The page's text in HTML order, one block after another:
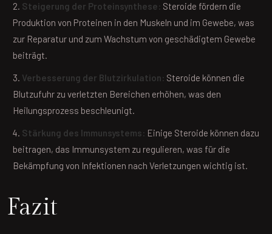
Steigerung der Proteinsynthese: Steroide fördern die
Produktion von Proteinen in den Muskeln und im Gewebe, was
zur Reparatur und zum Wachstum von geschädigtem Gewebe
beiträgt.
Verbesserung der Blutzirkulation: Steroide können die
Blutzufuhr zu verletzten Bereichen erhöhen, was den
Heilungsprozess beschleunigt.
Stärkung des Immunsystems: Einige Steroide können dazu
beitragen, das Immunsystem zu regulieren, was für die
Bekämpfung von Infektionen nach Verletzungen wichtig ist.
Fazit